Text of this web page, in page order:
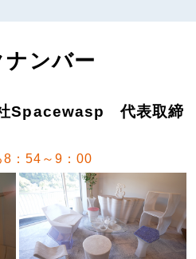
ナンバー
Spacewasp 代表取締
8：54～9：00